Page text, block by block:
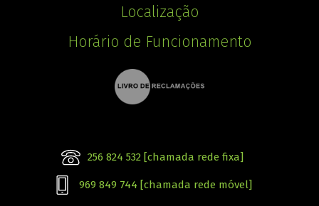
Localização
Horário de Funcionamento
256 824 532 [chamada rede fixa]
969 849 744 [chamada rede móvel]